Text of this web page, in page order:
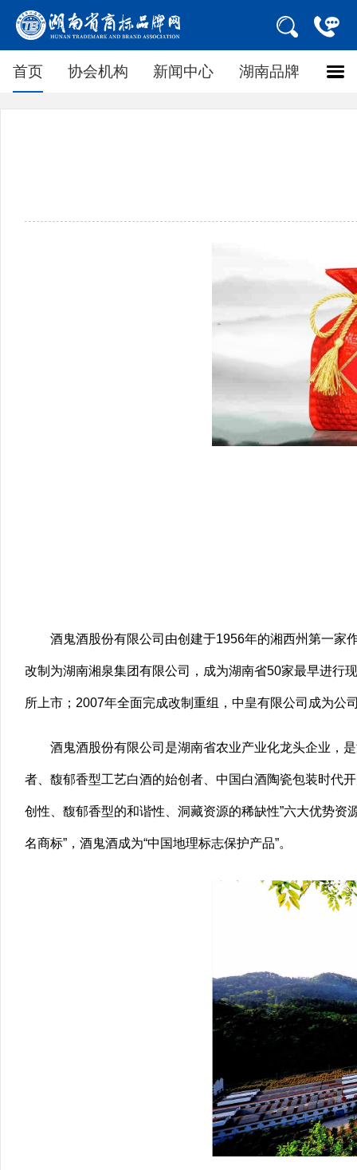
首页 协会机构 新闻中心 湖南品牌
酒鬼酒股份有限公司由创建于1956年的湘西州第一家
改制为湖南湘泉集团有限公司，成为湖南省50家最早进行
所上市； 2007年全面完成改制重组，中皇有限公司成为公
酒鬼酒股份有限公司是湖南省农业产业化龙头企业，
者、馥郁香型工艺白酒的始创者、中国白酒陶瓷包装时代
创性、馥郁香型的和谐性、洞藏资源的稀缺性”六大优势资
名商标”，酒鬼酒成为“中国地理标志保护产品”。